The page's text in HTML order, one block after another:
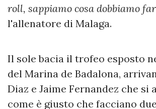
roll, sappiamo cosa dobbiamo
l'allenatore di Malaga.
Il sole bacia il trofeo esposto
del Marina de Badalona,
Diaz e Jaime Fernandez che si
come è giusto che facciano due